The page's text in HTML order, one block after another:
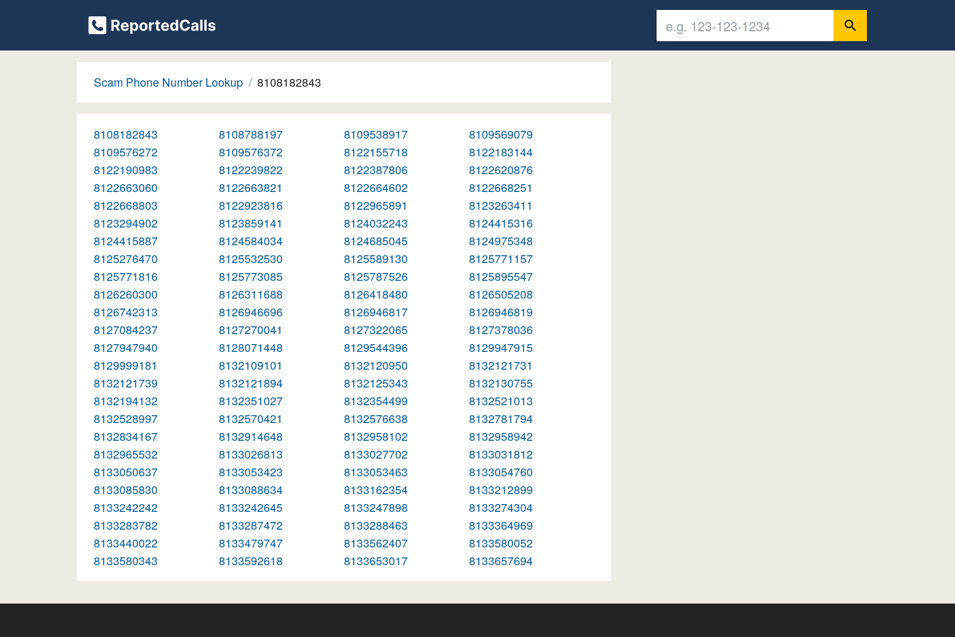
Scam Phone Number Lookup 8108182843
8108182843 8108788197 8109538917
8109569079
8109576272
8109576372 8122155718
8122183144
8122190983
8122239822 8122387806
8122620876
8122663060
8122663821 8122664602
8122668251
8122668803
8122923816 8122965891
8123263411
8123294902
8123859141 8124032243
8124415316
8124415887
8124584034 8124685045
8124975348
8125276470
8125532530 8125589130
8125771157
8125771816
8125773085 8125787526
8125895547
8126260300
8126311688 8126418480
8126505208
8126742313
8126946696 8126946817
8126946819
8127084237
8127270041 8127322065
8127378036
8127947940
8128071448 8129544396
8129947915
8129999181
8132109101 8132120950
8132121731
8132121739
8132121894 8132125343
8132130755
8132194132
8132351027 8132354499
8132521013
8132528997
8132570421 8132576638
8132781794
8132834167
8132914648 8132958102
8132958942
8132965532
8133026813 8133027702
8133031812
8133050637
8133053423 8133053463
8133054760
8133085830
8133088634 8133162354
8133212899
8133242242
8133242645 8133247898
8133274304
8133283782
8133287472 8133288463
8133364969
8133440022
8133479747 8133562407
8133580052
8133580343
8133592618 8133653017 8133657694